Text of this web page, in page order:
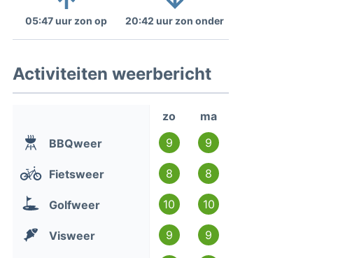
05:47 uur zon op 20:42 uur zon onder
Activiteiten weerbericht
zo
ma
BBQweer
9 9
Fietsweer 8 8
Golfweer 10 10
Visweer 9 9